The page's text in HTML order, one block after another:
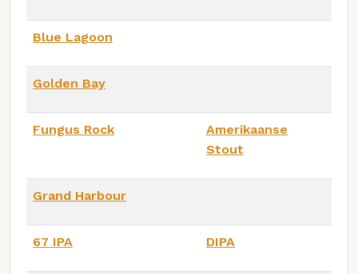
Blue Lagoon
Golden Bay
Fungus Rock
Amerikaanse
Stout
Grand Harbour
67 IPA DIPA